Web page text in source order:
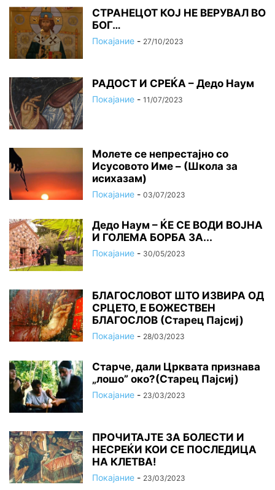
СТРАНЕЦОТ КОЈ НЕ ВЕРУВАЛ ВО
БОГ…
Покајание - 27/10/2023
РАДОСТ И СРЕЌА – Дедо Наум
Покајание - 11/07/2023
Молете се непрестајно со
Исусовото Име – (Школа за
исихазам)
Покајание - 03/07/2023
Дедо Наум – ЌЕ СЕ ВОДИ ВОЈНА
И ГОЛЕМА БОРБА ЗА...
Покајание - 30/05/2023
БЛАГОСЛОВОТ ШТО ИЗВИРА ОД
СРЦЕТО, Ε БОЖЕСТВЕН
БЛАГОСЛОВ (Старец Пајсиј)
Покајание - 28/03/2023
Старче, дали Црквата признава
„лошо” око?(Старец Пајсиј)
Покајание - 23/03/2023
ПРОЧИТАЈТЕ ЗА БОЛЕСТИ И
НЕСРЕЌИ КОИ СЕ ПОСЛЕДИЦА
НА КЛЕТВА!
Покајание - 23/03/2023